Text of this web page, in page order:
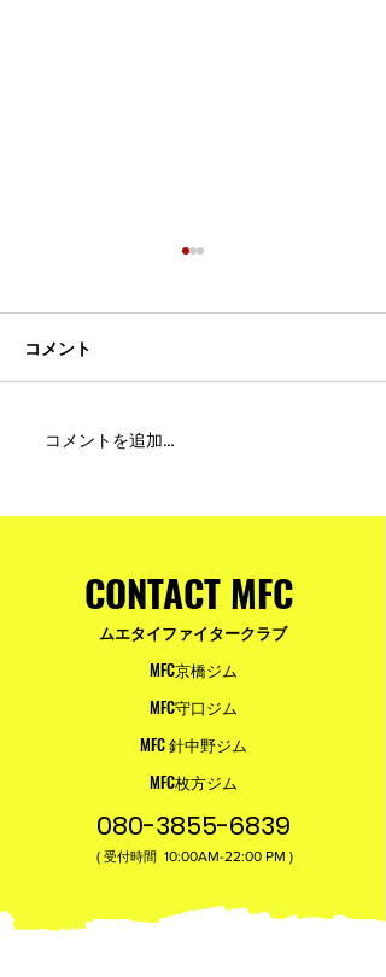
MFC DREAM FIGHT 24にご
皆様へ
コメント
コメントを追加…
CONTACT MFC
ムエタイファイタークラブ
MFC京橋ジム
MFC守口ジム
MFC 針中野ジム
MFC枚方ジム
080-3855-6839
( 受付時間 10:00AM-22:00​ PM )